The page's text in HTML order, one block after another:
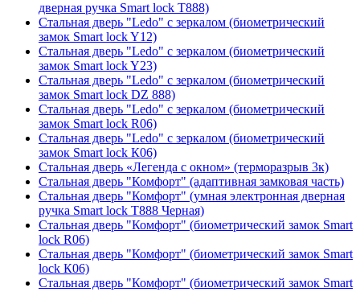
дверная ручка Smart lock T888)
Стальная дверь "Ledo" с зеркалом (биометрический
замок Smart lock Y12)
Стальная дверь "Ledo" с зеркалом (биометрический
замок Smart lock Y23)
Стальная дверь "Ledo" с зеркалом (биометрический
замок Smart lock DZ 888)
Стальная дверь "Ledo" с зеркалом (биометрический
замок Smart lock R06)
Стальная дверь "Ledo" с зеркалом (биометрический
замок Smart lock К06)
Стальная дверь «Легенда с окном» (терморазрыв 3к)
Стальная дверь "Комфорт" (адаптивная замковая часть)
Стальная дверь "Комфорт" (умная электронная дверная
ручка Smart lock T888 Черная)
Стальная дверь "Комфорт" (биометрический замок Smart
lock R06)
Стальная дверь "Комфорт" (биометрический замок Smart
lock К06)
Стальная дверь "Комфорт" (биометрический замок Smart